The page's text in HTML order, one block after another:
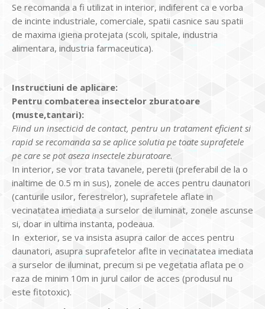
Se recomanda a fi utilizat in interior, indiferent ca e vorba
de incinte industriale, comerciale, spatii casnice sau spatii
de maxima igiena protejata (scoli, spitale, industria
alimentara, industria farmaceutica).
Instructiuni de aplicare:
Pentru combaterea insectelor zburatoare
(muste,tantari):
Fiind un insecticid de contact, pentru un tratament eficient si
rapid se recomanda sa se aplice solutia pe toate suprafetele
pe care se pot aseza insectele zburatoare.
In interior, se vor trata tavanele, peretii (preferabil de la o
inaltime de 0.5 m in sus), zonele de acces pentru daunatori
(canturile usilor, ferestrelor), suprafetele aflate in
vecinatatea imediata a surselor de iluminat, zonele ascunse
si, doar in ultima instanta, podeaua.
In exterior, se va insista asupra cailor de acces pentru
daunatori, asupra suprafetelor aflte in vecinatatea imediata
a surselor de iluminat, precum si pe vegetatia aflata pe o
raza de minim 10m in jurul cailor de acces (produsul nu
este fitotoxic).